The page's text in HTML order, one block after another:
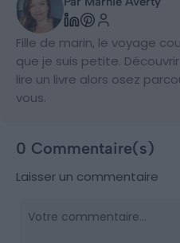
Fille de marin, le voyage
que je suis petite.
lire un livre alors osez
vous.
0 Commentaire(s)
Laisser un commentaire